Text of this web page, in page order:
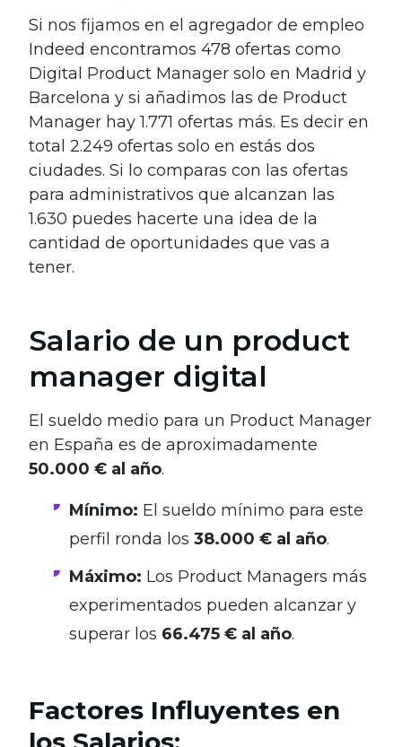
Si nos fijamos en el agregador de empleo
Indeed encontramos 478 ofertas como
Digital Product Manager solo en Madrid y
Barcelona y si añadimos las de Product
Manager hay 1.771 ofertas más. Es decir en
total 2.249 ofertas solo en estás dos
ciudades. Si lo comparas con las ofertas
para administrativos que alcanzan las
1.630 puedes hacerte una idea de la
cantidad de oportunidades que vas a
tener.
Salario de un product
manager digital
El sueldo medio para un Product Manager
en España es de aproximadamente
50.000 € al año.
Mínimo: El sueldo mínimo para este
perfil ronda los 38.000 € al año.
Máximo: Los Product Managers más
experimentados pueden alcanzar y
superar los 66.475 € al año.
Factores Influyentes en